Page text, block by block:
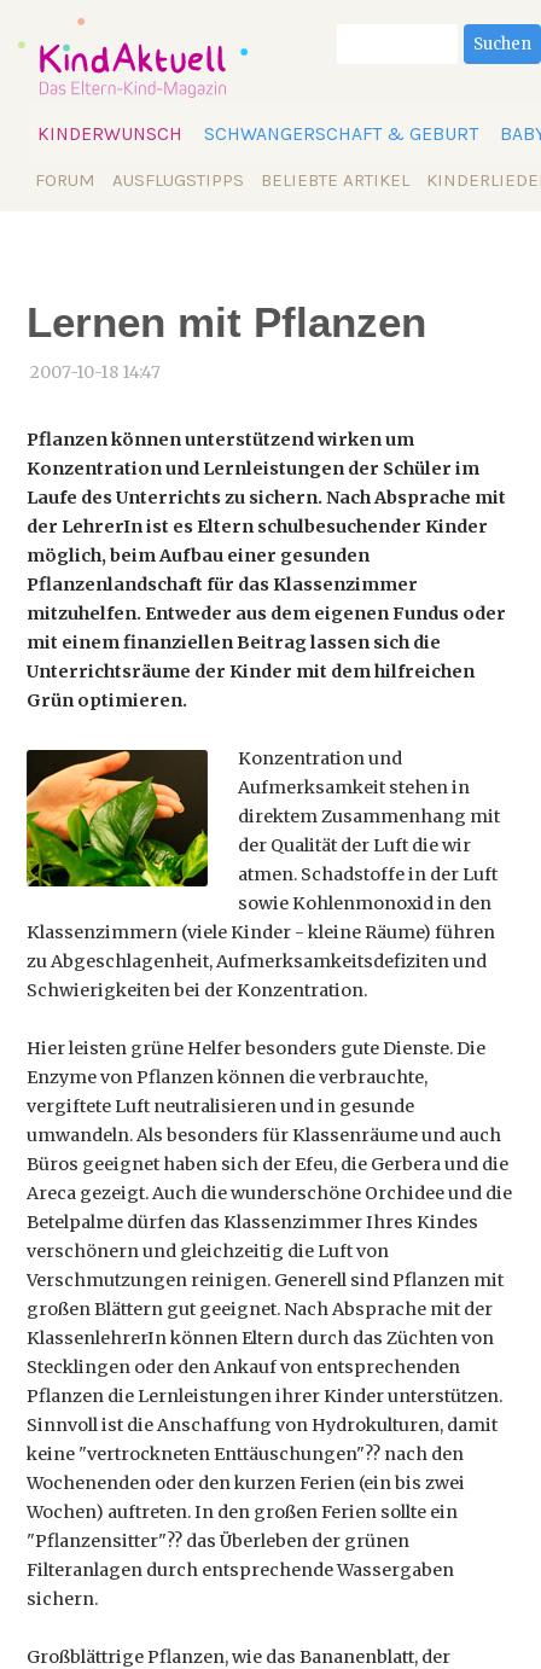
überspringen
KINDERWUNSCH SCHWANGERSCHAFT & GEBURT
Navigation
FORUM AUSFLUGSTIPPS BELIEBTE ARTIKEL
Suchen
Lernen mit Pflanzen
2007-10-18 14:47
Pflanzen können unterstützend wirken um
Konzentration und Lernleistungen der Schüler im
Laufe des Unterrichts zu sichern. Nach Absprache mit
der LehrerIn ist es Eltern schulbesuchender Kinder
möglich, beim Aufbau einer gesunden
Pflanzenlandschaft für das Klassenzimmer
mitzuhelfen. Entweder aus dem eigenen Fundus oder
mit einem finanziellen Beitrag lassen sich die
Unterrichtsräume der Kinder mit dem hilfreichen
Grün optimieren.
Konzentration und
Aufmerksamkeit stehen in
direktem Zusammenhang mit
der Qualität der Luft die wir
atmen. Schadstoffe in der Luft
sowie Kohlenmonoxid in den
Klassenzimmern (viele Kinder - kleine Räume) führen
zu Abgeschlagenheit, Aufmerksamkeitsdefiziten und
Schwierigkeiten bei der Konzentration.
Hier leisten grüne Helfer besonders gute Dienste. Die
Enzyme von Pflanzen können die verbrauchte,
vergiftete Luft neutralisieren und in gesunde
umwandeln. Als besonders für Klassenräume und auch
Büros geeignet haben sich der Efeu, die Gerbera und die
Areca gezeigt. Auch die wunderschöne Orchidee und die
Betelpalme dürfen das Klassenzimmer Ihres Kindes
verschönern und gleichzeitig die Luft von
Verschmutzungen reinigen. Generell sind Pflanzen mit
großen Blättern gut geeignet. Nach Absprache mit der
KlassenlehrerIn können Eltern durch das Züchten von
Stecklingen oder den Ankauf von entsprechenden
Pflanzen die Lernleistungen ihrer Kinder unterstützen.
Sinnvoll ist die Anschaffung von Hydrokulturen, damit
keine "vertrockneten Enttäuschungen"?? nach den
Wochenenden oder den kurzen Ferien (ein bis zwei
Wochen) auftreten. In den großen Ferien sollte ein
"Pflanzensitter"?? das Überleben der grünen
Filteranlagen durch entsprechende Wassergaben
sichern.
Großblättrige Pflanzen, wie das Bananenblatt, der